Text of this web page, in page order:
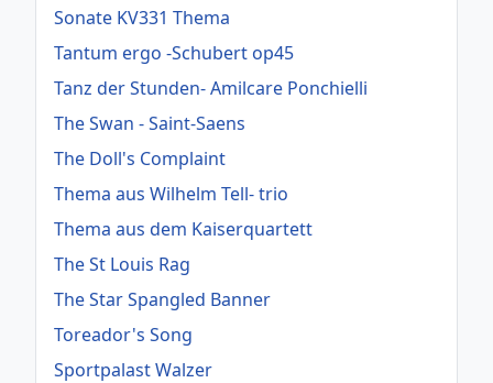
Sonate KV331 Thema
Tantum ergo -Schubert op45
Tanz der Stunden- Amilcare Ponchielli
The Swan - Saint-Saens
The Doll's Complaint
Thema aus Wilhelm Tell- trio
Thema aus dem Kaiserquartett
The St Louis Rag
The Star Spangled Banner
Toreador's Song
Sportpalast Walzer